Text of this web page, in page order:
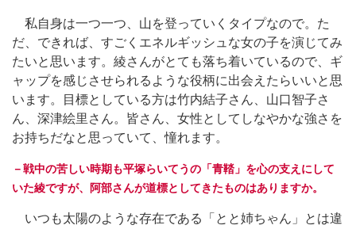
私自身は一つ一つ、山を登っていくタイプなので。た
だ、できれば、すごくエネルギッシュな女の子を演じてみ
たいと思います。綾さんがとても落ち着いているので、ギ
ャップを感じさせられるような役柄に出会えたらいいと思
います。目標としている方は竹内結子さん、山口智子さ
ん、深津絵里さん。皆さん、女性としてしなやかな強さを
お持ちだなと思っていて、憧れます。
－戦中の苦しい時期も平塚らいてうの「青鞜」を心の支えにして
いた綾ですが、阿部さんが道標としてきたものはありますか。
いつも太陽のような存在である「とと姉ちゃん」とは違